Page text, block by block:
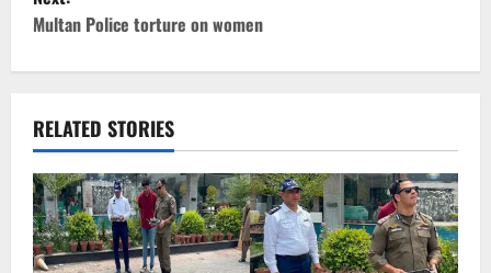
t
n
a
v
i
g
Multan Police torture on women
RELATED STORIES